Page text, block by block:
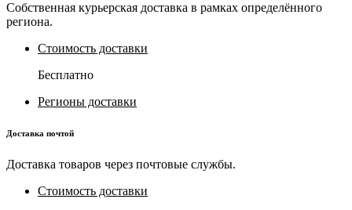
Собственная курьерская доставка в рамках определённого
региона.
Стоимость доставки
Бесплатно
Регионы доставки
Доставка почтой
Доставка товаров через почтовые службы.
Стоимость доставки